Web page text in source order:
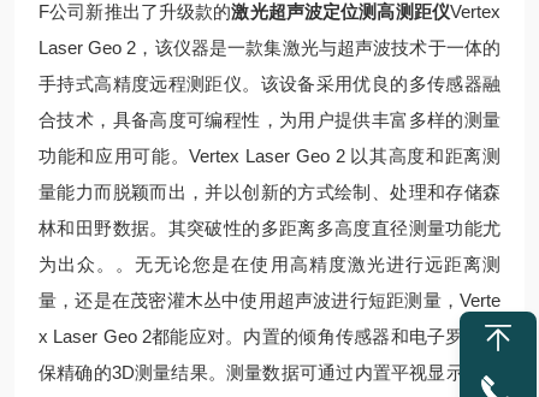
F公司新推出了升级款的激光超声波定位测高测距仪Vertex
Laser Geo 2，该仪器是一款集激光与超声波技术于一体的
手持式高精度远程测距仪。该设备采用优良的多传感器融
合技术，具备高度可编程性，为用户提供丰富多样的测量
功能和应用可能。Vertex Laser Geo 2 以其高度和距离测
量能力而脱颖而出，并以创新的方式绘制、处理和存储森
林和田野数据。其突破性的多距离多高度直径测量功能尤
为出众。。无无论您是在使用高精度激光进行远距离测
量，还是在茂密灌木丛中使用超声波进行短距测量，Verte
x Laser Geo 2都能应对。内置的倾角传感器和电子罗盘确
保精确的3D测量结果。测量数据可通过内置平视显示器与